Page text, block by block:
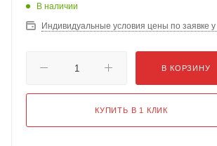
В наличии
Индивидуальные условия цены по заявке
В КОРЗИНУ
КУПИТЬ В 1 КЛИК